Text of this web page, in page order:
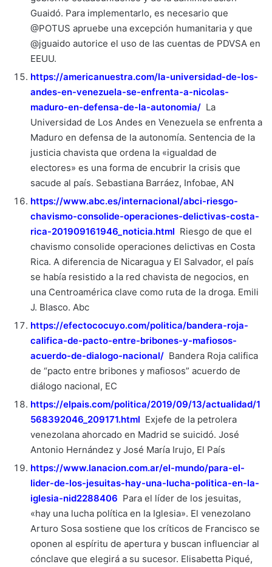
Guaidó. Para implementarlo, es necesario que
@POTUS apruebe una excepción humanitaria y que
@jguaido autorice el uso de las cuentas de PDVSA en
EEUU.
https://americanuestra.com/la-universidad-de-los-
andes-en-venezuela-se-enfrenta-a-nicolas-
maduro-en-defensa-de-la-autonomia/ La
Universidad de Los Andes en Venezuela se enfrenta a
Maduro en defensa de la autonomía. Sentencia de la
justicia chavista que ordena la «igualdad de
electores» es una forma de encubrir la crisis que
sacude al país. Sebastiana Barráez, Infobae, AN
https://www.abc.es/internacional/abci-riesgo-
chavismo-consolide-operaciones-delictivas-costa-
rica-201909161946_noticia.html Riesgo de que el
chavismo consolide operaciones delictivas en Costa
Rica. A diferencia de Nicaragua y El Salvador, el país
se había resistido a la red chavista de negocios, en
una Centroamérica clave como ruta de la droga. Emili
J. Blasco. Abc
https://efectococuyo.com/politica/bandera-roja-
califica-de-pacto-entre-bribones-y-mafiosos-
acuerdo-de-dialogo-nacional/ Bandera Roja califica
de “pacto entre bribones y mafiosos” acuerdo de
diálogo nacional, EC
https://elpais.com/politica/2019/09/13/actualidad/1
568392046_209171.html Exjefe de la petrolera
venezolana ahorcado en Madrid se suicidó. José
Antonio Hernández y José María Irujo, El País
https://www.lanacion.com.ar/el-mundo/para-el-
lider-de-los-jesuitas-hay-una-lucha-politica-en-la-
iglesia-nid2288406 Para el líder de los jesuitas,
«hay una lucha política en la Iglesia». El venezolano
Arturo Sosa sostiene que los críticos de Francisco se
oponen al espíritu de apertura y buscan influenciar al
cónclave que elegirá a su sucesor. Elisabetta Piqué,